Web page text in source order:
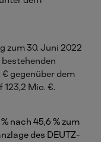
zum 30. Juni 2022
gegenüber dem
Mio. €.
nach 45,6 % zum
des DEUTZ-